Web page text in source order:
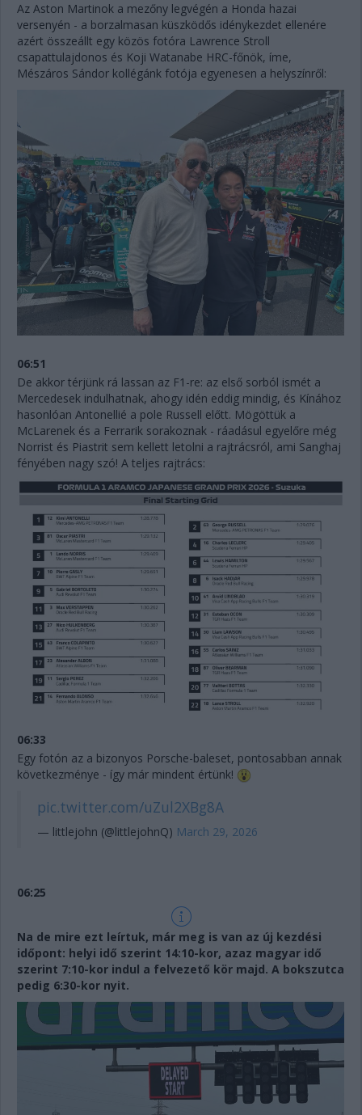
Az Aston Martinok a mezőny legvégén a Honda hazai
versenyén - a borzalmasan küszködős idénykezdet ellenére
azért összeállt egy közös fotóra Lawrence Stroll
csapattulajdonos és Koji Watanabe HRC-főnök, íme,
Mészáros Sándor kollégánk fotója egyenesen a helyszínről:
06:51
De akkor térjünk rá lassan az F1-re: az első sorból ismét a
Mercedesek indulhatnak, ahogy idén eddig mindig, és Kínához
hasonlóan Antonellié a pole Russell előtt. Mögöttük a
McLarenek és a Ferrarik sorakoznak - ráadásul egyelőre még
Norrist és Piastrit sem kellett letolni a rajtrácsról, ami Sanghaj
fényében nagy szó! A teljes rajtrács:
06:33
Egy fotón az a bizonyos Porsche-baleset, pontosabban annak
következménye - így már mindent értünk!
pic.twitter.com/uZul2XBg8A
— littlejohn (@littlejohnQ) March 29, 2026
06:25
Na de mire ezt leírtuk, már meg is van az új kezdési
időpont: helyi idő szerint 14:10-kor, azaz magyar idő
szerint 7:10-kor indul a felvezető kör majd. A bokszutca
pedig 6:30-kor nyit.